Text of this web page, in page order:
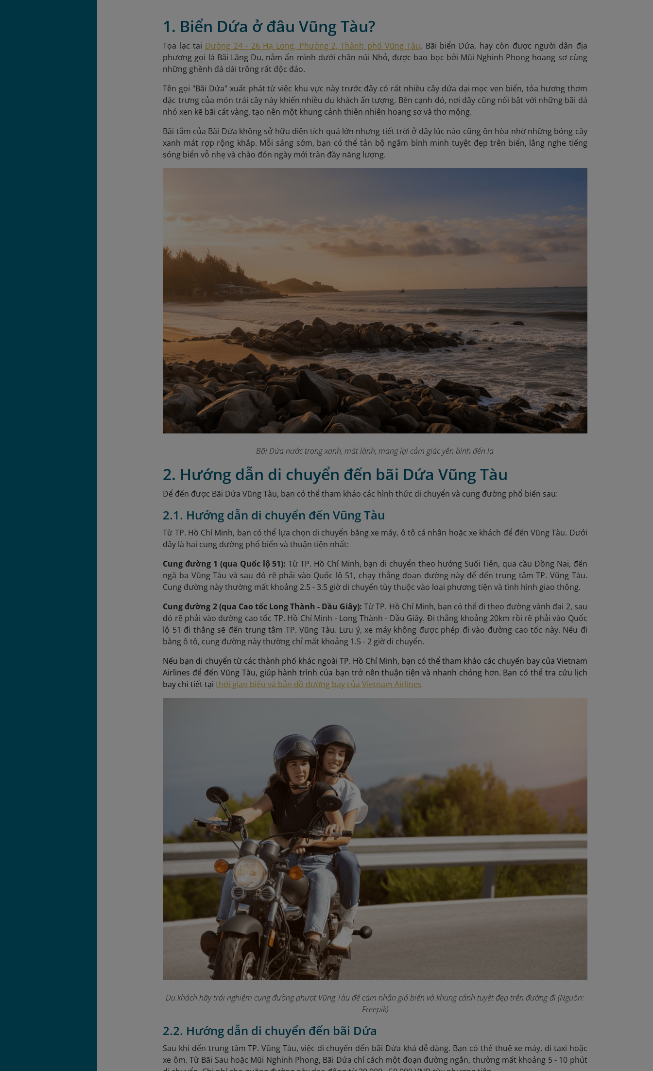
1. Biển Dứa ở đâu Vũng Tàu?
Tọa lạc tạiĐường 24 - 26 Hạ Long, Phường 2, Thành phố Vũng Tàu, Bãi biển Dứa, hay còn được người dân địa
phương gọi là Bãi Lãng Du, nằm ẩn mình dưới chân núi Nhỏ, được bao bọc bởi Mũi Nghinh Phong hoang sơ cùng
những ghềnh đá dài trông rất độc đáo.
Tên gọi "Bãi Dứa" xuất phát từ việc khu vực này trước đây có rất nhiều cây dứa dại mọc ven biển, tỏa hương thơm
đặc trưng của món trái cây này khiến nhiều du khách ấn tượng. Bên cạnh đó, nơi đây cũng nổi bật với những bãi đá
nhỏ xen kẽ bãi cát vàng, tạo nên một khung cảnh thiên nhiên hoang sơ và thơ mộng.
Bãi tắm của Bãi Dứa không sở hữu diện tích quá lớn nhưng tiết trời ở đây lúc nào cũng ôn hòa nhờ những bóng cây
xanh mát rợp rộng khắp. Mỗi sáng sớm, bạn có thể tản bộ ngắm bình minh tuyệt đẹp trên biển, lắng nghe tiếng
sóng biển vỗ nhẹ và chào đón ngày mới tràn đầy năng lượng.
Bãi Dứa nước trong xanh, mát lành, mang lại cảm giác yên bình đến lạ
2. Hướng dẫn di chuyển đến bãi Dứa Vũng Tàu
Để đến được Bãi Dứa Vũng Tàu, bạn có thể tham khảo các hình thức di chuyển và cung đường phổ biến sau:
2.1. Hướng dẫn di chuyển đến Vũng Tàu
Từ TP. Hồ Chí Minh, bạn có thể lựa chọn di chuyển bằng xe máy, ô tô cá nhân hoặc xe khách để đến Vũng Tàu. Dưới
đây là hai cung đường phổ biến và thuận tiện nhất:
Cung đường 1 (qua Quốc lộ 51): Từ TP. Hồ Chí Minh, bạn di chuyển theo hướng Suối Tiên, qua cầu Đồng Nai, đến
ngã ba Vũng Tàu và sau đó rẽ phải vào Quốc lộ 51, chạy thẳng đoạn đường này để đến trung tâm TP. Vũng Tàu.
Cung đường này thường mất khoảng 2.5 - 3.5 giờ di chuyển tùy thuộc vào loại phương tiện và tình hình giao thông.
Cung đường 2 (qua Cao tốc Long Thành - Dầu Giây): Từ TP. Hồ Chí Minh, bạn có thể đi theo đường vành đai 2, sau
đó rẽ phải vào đường cao tốc TP. Hồ Chí Minh - Long Thành - Dầu Giây. Đi thẳng khoảng 20km rồi rẽ phải vào Quốc
lộ 51 đi thẳng sẽ đến trung tâm TP. Vũng Tàu. Lưu ý, xe máy không được phép đi vào đường cao tốc này. Nếu đi
bằng ô tô, cung đường này thường chỉ mất khoảng 1.5 - 2 giờ di chuyển.
Nếu bạn di chuyển từ các thành phố khác ngoài TP. Hồ Chí Minh, bạn có thể tham khảo các chuyến bay của Vietnam
Airlines để đến Vũng Tàu, giúp hành trình của bạn trở nên thuận tiện và nhanh chóng hơn. Bạn có thể tra cứu lịch
bay chi tiết tạithời gian biểu và bản đồ đường bay của Vietnam Airlines
Du khách hãy trải nghiệm cung đường phượt Vũng Tàu để cảm nhận gió biển và khung cảnh tuyệt đẹp trên đường đi (Nguồn:
Freepik)
2.2. Hướng dẫn di chuyển đến bãi Dứa
Sau khi đến trung tâm TP. Vũng Tàu, việc di chuyển đến bãi Dứa khá dễ dàng. Bạn có thể thuê xe máy, đi taxi hoặc
xe ôm. Từ Bãi Sau hoặc Mũi Nghinh Phong, Bãi Dứa chỉ cách một đoạn đường ngắn, thường mất khoảng 5 - 10 phút